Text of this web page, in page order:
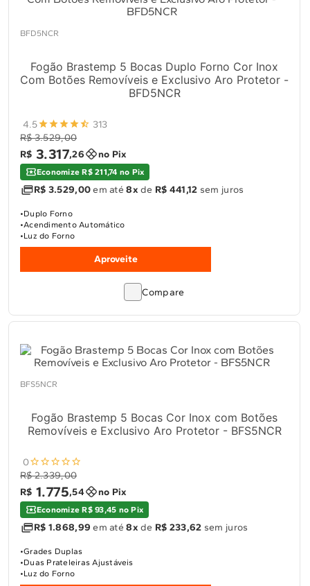
Solicitar conversão de fogão
Localizar assistência técnica
BFD5NCR
Fogão Brastemp 5 Bocas Duplo Forno Cor Inox
Com Botões Removíveis e Exclusivo Aro Protetor -
BFD5NCR
4.5
313
R$ 3.529,00
R$ 3.317,26 no Pix
Economize R$ 211,74 no Pix
R$ 3.529,00em até8x de R$ 441,12 sem juros
Duplo Forno
Acendimento Automático
Luz do Forno
Aproveite
Compare
BFS5NCR
Fogão Brastemp 5 Bocas Cor Inox com Botões
Removíveis e Exclusivo Aro Protetor - BFS5NCR
0
R$ 2.339,00
R$ 1.775,54 no Pix
Economize R$ 93,45 no Pix
R$ 1.868,99 em até8x de R$ 233,62 sem juros
Grades Duplas
Duas Prateleiras Ajustáveis
Luz do Forno